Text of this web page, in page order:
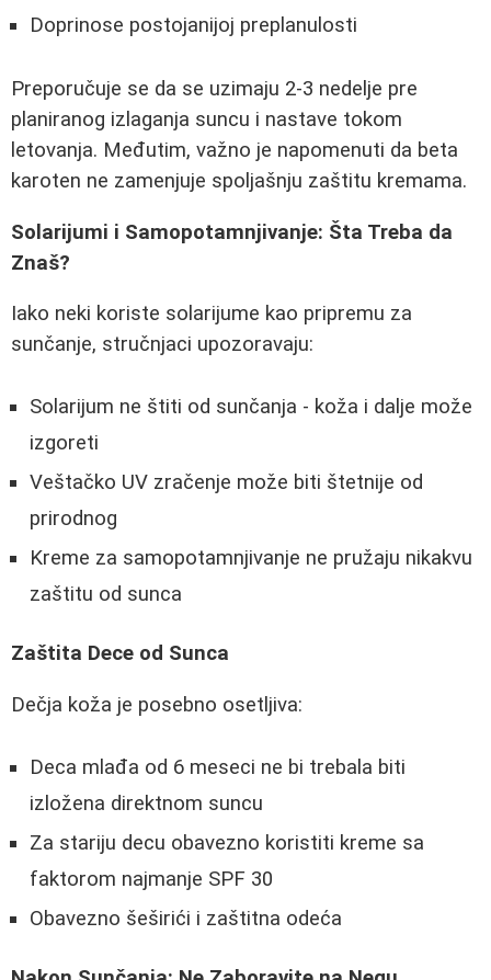
Doprinose postojanijoj preplanulosti
Preporučuje se da se uzimaju 2-3 nedelje pre
planiranog izlaganja suncu i nastave tokom
letovanja. Međutim, važno je napomenuti da beta
karoten ne zamenjuje spoljašnju zaštitu kremama.
Solarijumi i Samopotamnjivanje: Šta Treba da
Znaš?
Iako neki koriste solarijume kao pripremu za
sunčanje, stručnjaci upozoravaju:
Solarijum ne štiti od sunčanja - koža i dalje može
izgoreti
Veštačko UV zračenje može biti štetnije od
prirodnog
Kreme za samopotamnjivanje ne pružaju nikakvu
zaštitu od sunca
Zaštita Dece od Sunca
Dečja koža je posebno osetljiva:
Deca mlađa od 6 meseci ne bi trebala biti
izložena direktnom suncu
Za stariju decu obavezno koristiti kreme sa
faktorom najmanje SPF 30
Obavezno šeširići i zaštitna odeća